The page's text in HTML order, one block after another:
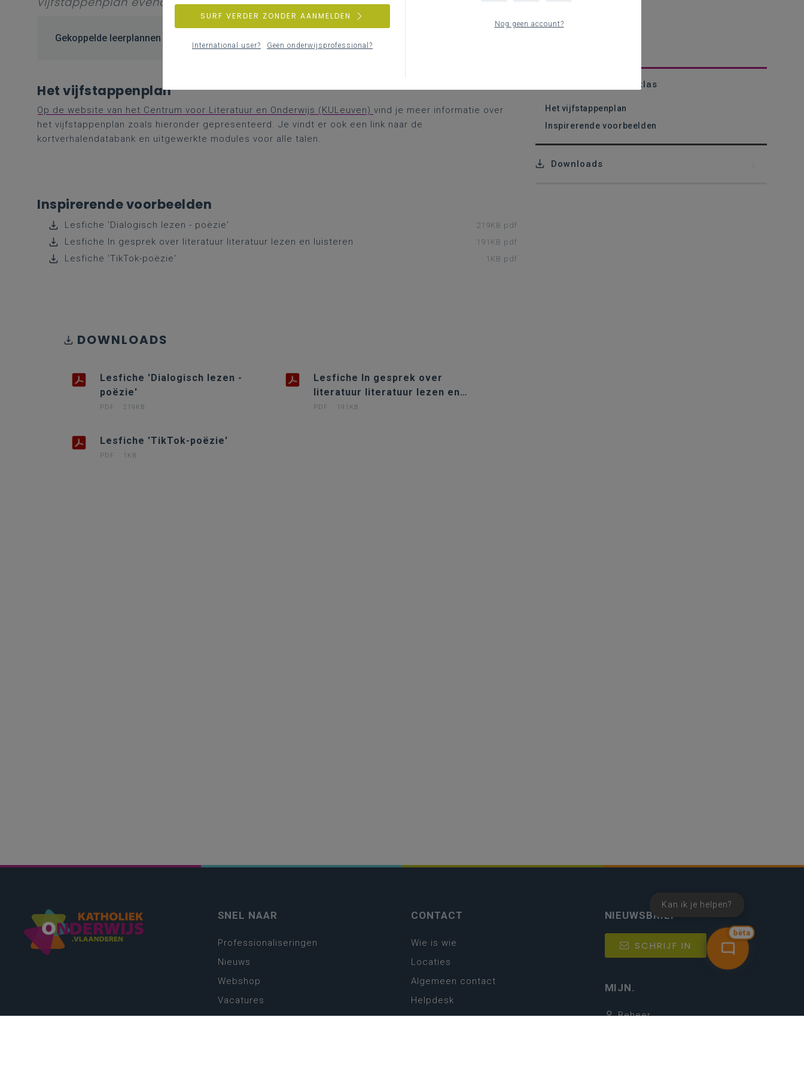
Literatuur in de talenklas
Het vijfstappenplan
Inspirerende voorbeelden
Downloads
Gekoppelde leerplannen
Het vijfstappenplan
Op de website van het Centrum voor Literatuur en Onderwijs (KULeuven) vind je meer informatie over
het vijfstappenplan zoals hieronder gepresenteerd. Je vindt er ook een link naar de
kortverhalendatabank en uitgewerkte modules voor alle talen.
Inspirerende voorbeelden
Lesfiche 'Dialogisch lezen - poëzie' 219KB pdf
Lesfiche In gesprek over literatuur literatuur lezen en luisteren 191KB pdf
Lesfiche 'TikTok-poëzie' 1KB pdf
DOWNLOADS
Lesfiche 'Dialogisch lezen -
poëzie'
PDF 219KB
Lesfiche In gesprek over
literatuur literatuur lezen en
luisteren
PDF 191KB
Lesfiche 'TikTok-poëzie'
PDF 1KB
bèta
Kan ik je helpen?
SNEL NAAR
Professionaliseringen
Nieuws
Webshop
Vacatures
Kwaliteitsplatform
CONTACT
Wie is wie
Locaties
Algemeen contact
Helpdesk
NIEUWSBRIEF
SCHRIJF IN
MIJN.
Beheer
Nog geen account?
SURF VERDER ZONDER AANMELDEN
International user? Geen onderwijsprofessional?